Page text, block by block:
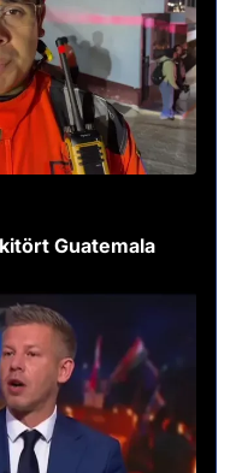
Guatemala